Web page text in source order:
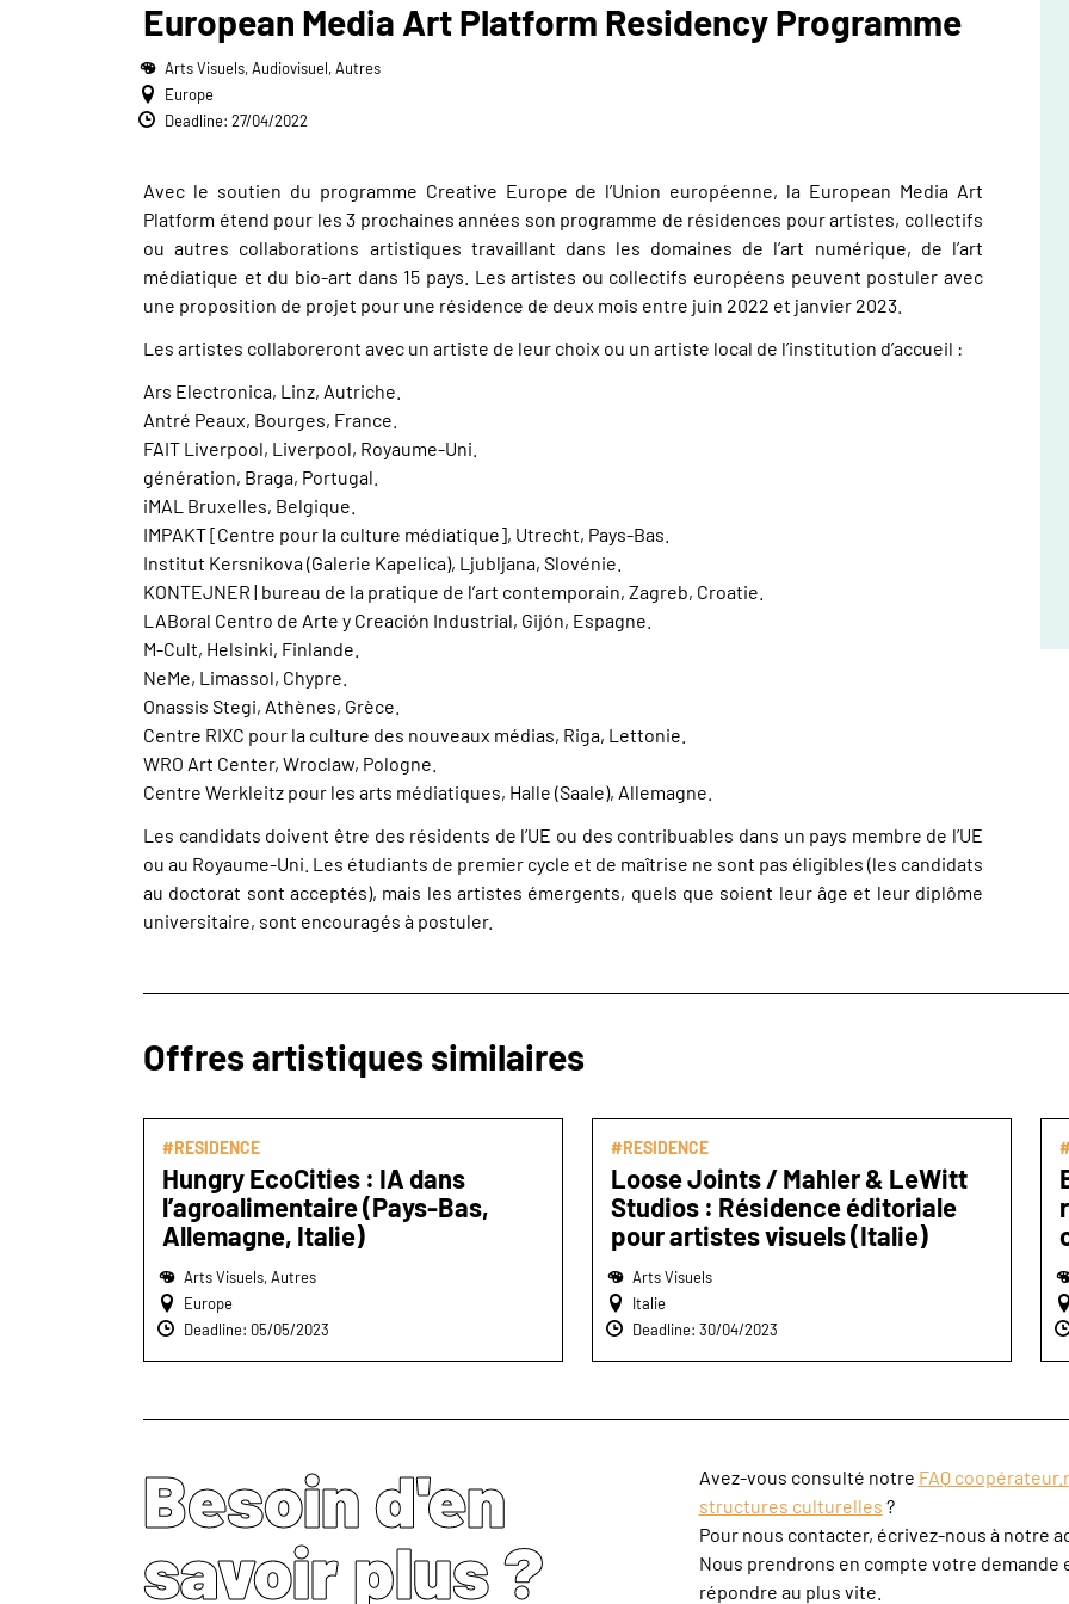
European Media Art Platform Residency Programme
Arts Visuels, Audiovisuel, Autres
Europe
Deadline: 27/04/2022
Avec le soutien du programme Creative Europe de l’Union européenne, la European Media Art
Platform étend pour les 3 prochaines années son programme de résidences pour artistes, collectifs
ou autres collaborations artistiques travaillant dans les domaines de l’art numérique, de l’art
médiatique et du bio-art dans 15 pays. Les artistes ou collectifs européens peuvent postuler avec
une proposition de projet pour une résidence de deux mois entre juin 2022 et janvier 2023.
Les artistes collaboreront avec un artiste de leur choix ou un artiste local de l’institution d’accueil :
Ars Electronica, Linz, Autriche.
Antré Peaux, Bourges, France.
FAIT Liverpool, Liverpool, Royaume-Uni.
génération, Braga, Portugal.
iMAL Bruxelles, Belgique.
IMPAKT [Centre pour la culture médiatique], Utrecht, Pays-Bas.
Institut Kersnikova (Galerie Kapelica), Ljubljana, Slovénie.
KONTEJNER | bureau de la pratique de l’art contemporain, Zagreb, Croatie.
LABoral Centro de Arte y Creación Industrial, Gijón, Espagne.
M-Cult, Helsinki, Finlande.
NeMe, Limassol, Chypre.
Onassis Stegi, Athènes, Grèce.
Centre RIXC pour la culture des nouveaux médias, Riga, Lettonie.
WRO Art Center, Wroclaw, Pologne.
Centre Werkleitz pour les arts médiatiques, Halle (Saale), Allemagne.
Les candidats doivent être des résidents de l’UE ou des contribuables dans un pays membre de l’UE
ou au Royaume-Uni. Les étudiants de premier cycle et de maîtrise ne sont pas éligibles (les candidats
au doctorat sont acceptés), mais les artistes émergents, quels que soient leur âge et leur diplôme
universitaire, sont encouragés à postuler.
Offres artistiques similaires
#RESIDENCE
Hungry EcoCities : IA dans
l’agroalimentaire (Pays-Bas,
Allemagne, Italie)
Arts Visuels, Autres
Europe
Deadline: 05/05/2023
#RESIDENCE
Loose Joints / Mahler & LeWitt
Studios : Résidence éditoriale
pour artistes visuels (Italie)
Arts Visuels
Italie
Deadline: 30/04/2023
Besoin d'en
savoir plus ?
Avez-vous consulté notre FAQ
structures culturelles ?
Pour nous contacter, écrivez-nous à notre
Nous prendrons en compte votre demande
répondre au plus vite.